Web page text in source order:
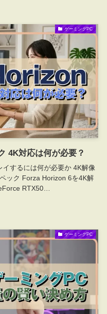
ゲーミングPC
4K対応は何が必要？
するには何が必要か 4K解像
ック Forza Horizon 6を4K解
RTX50…
ゲーミングPC